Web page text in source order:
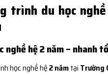
trình du học
nghề hệ 2 năm – nhanh
học nghề hệ2 nămtại Trường